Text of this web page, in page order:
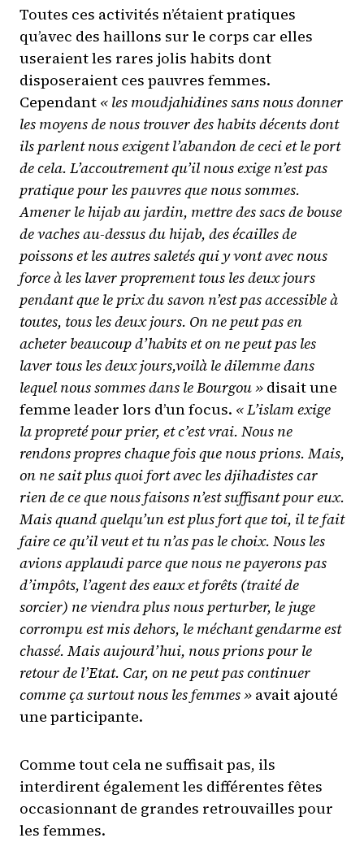
Toutes ces activités n’étaient pratiques
qu’avec des haillons sur le corps car elles
useraient les rares jolis habits dont
disposeraient ces pauvres femmes.
Cependant « les moudjahidines sans nous donner
les moyens de nous trouver des habits décents dont
ils parlent nous exigent l’abandon de ceci et le port
de cela. L’accoutrement qu’il nous exige n’est pas
pratique pour les pauvres que nous sommes.
Amener le hijab au jardin, mettre des sacs de bouse
de vaches au-dessus du hijab, des écailles de
poissons et les autres saletés qui y vont avec nous
force à les laver proprement tous les deux jours
pendant que le prix du savon n’est pas accessible à
toutes, tous les deux jours. On ne peut pas en
acheter beaucoup d’habits et on ne peut pas les
laver tous les deux jours,voilà le dilemme dans
lequel nous sommes dans le Bourgou » disait une
femme leader lors d’un focus. « L’islam exige
la propreté pour prier, et c’est vrai. Nous ne
rendons propres chaque fois que nous prions. Mais,
on ne sait plus quoi fort avec les djihadistes car
rien de ce que nous faisons n’est suffisant pour eux.
Mais quand quelqu’un est plus fort que toi, il te fait
faire ce qu’il veut et tu n’as pas le choix. Nous les
avions applaudi parce que nous ne payerons pas
d’impôts, l’agent des eaux et forêts (traité de
sorcier) ne viendra plus nous perturber, le juge
corrompu est mis dehors, le méchant gendarme est
chassé. Mais aujourd’hui, nous prions pour le
retour de l’Etat. Car, on ne peut pas continuer
comme ça surtout nous les femmes » avait ajouté
une participante.
Comme tout cela ne suffisait pas, ils
interdirent également les différentes fêtes
occasionnant de grandes retrouvailles pour
les femmes.